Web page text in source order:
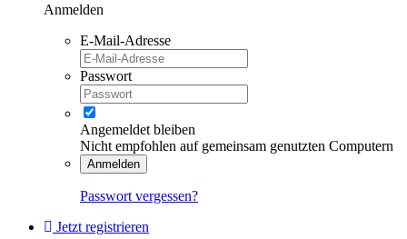
Anmelden
E-Mail-Adresse
Passwort
Angemeldet bleiben
Nicht empfohlen auf gemeinsam genutzten Computern
Anmelden
Passwort vergessen?
Jetzt registrieren